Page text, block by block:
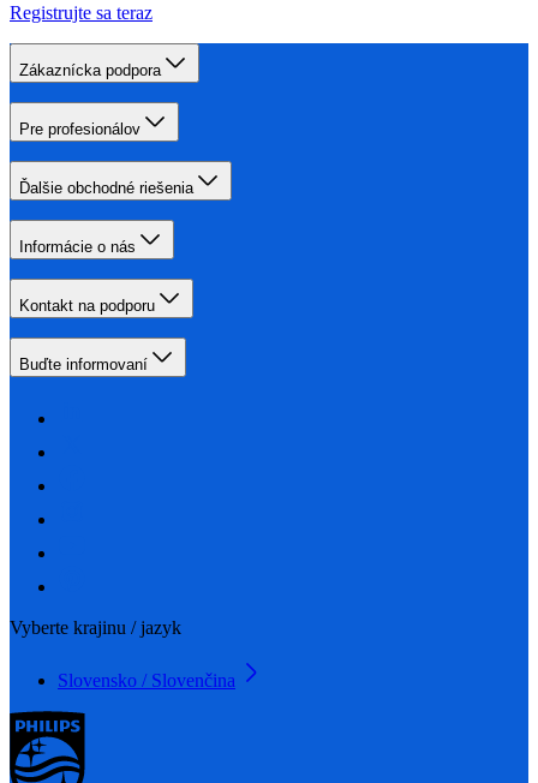
Registrujte sa teraz
Zákaznícka podpora
Pre profesionálov
Ďalšie obchodné riešenia
Informácie o nás
Kontakt na podporu
Buďte informovaní
Vyberte krajinu / jazyk
Slovensko / Slovenčina